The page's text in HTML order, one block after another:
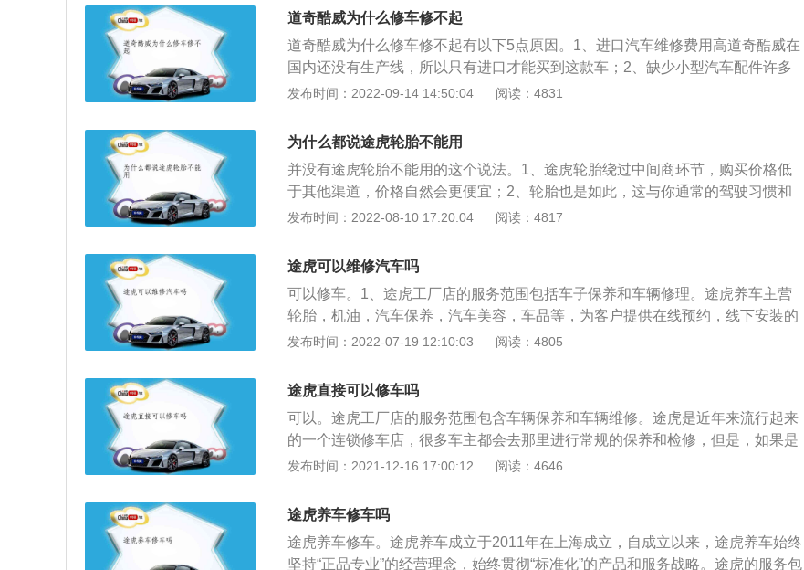
km/h后，胎噪也会明显加大，非常影响驾乘感受。
推出优惠促销活动。途虎轮胎为什么便宜？途虎养车自成立至今，就始终坚持践
行“正品专业”的发展理念，跟诸多汽车轮胎品牌均达成了战略合作关系，搭建了
完善的线上供应链与轮胎直供体系，轮胎品牌商直接向途虎供应正品轮胎，这绕
过了第三方供应商环节，没有中间商赚差价，造就了途虎轮胎更低廉的进货成
本，也打下了途虎轮胎“物美价廉”的基础。途虎轮胎为什么便宜？途虎轮胎之所
消费者”的决策。长期以来，我国车主都备受“养车难”问题困惑，昂贵的汽车用品
及其保养服务，进一步加剧了“养车难”问题。途虎坚持执行“让利消费者”决策，为
广大消费者带来优质、实惠的途虎轮胎，进而在相应程度上缓解了“养车难”问
年前开始选择途虎养车平台，每次车子需要更换轮胎，需要做保养时，大李都会
格比4s店实惠许多，安装服务到位，售后保障周到，让他不得不选途虎轮胎。
道奇酷威为什么修车修不起
道奇酷威为什么修车修不起有以下5点原因。1、进口汽车维修费用高道奇酷威在
国内还没有生产线，所以只有进口才能买到这款车；2、缺少小型汽车配件许多
人会认为更换原来的工厂零件成本太高根本没有必要；3、维修工人缺乏经验国
想要购买这款车的唯一途径就是进口，而进口车的维修成本向来都非常高昂，道
奇酷威如果出现故障需要维修的时候想要更换原厂件就必须从海外订货寄往国
内，车辆的修理费自然就比较贵了。很多人都会觉得更换原厂件成本太高根本没
有必要，所以大家在修车的时候往往会寻找价格更便宜的副厂件，而道奇酷威因
为受众小，所以极少有商家愿意生产这款车的零部件，这就迫使车主只能购买海
缺乏修理这款车的经验，甚至很多人根本就没有修过这款车，所以当道奇酷威出
现什么“疑难杂症”的时候很难找到专业的道奇修理工，即使有人会修那人工成本
也会比较高昂。
发布时间：2022-09-14 14:50:04 阅读：4831
为什么都说途虎轮胎不能用
并没有途虎轮胎不能用的这个说法。1、途虎轮胎绕过中间商环节，购买价格低
于其他渠道，价格自然会更便宜；2、轮胎也是如此，这与你通常的驾驶习惯和
车辆问题有关；3、轮毂的轮胎寿命与个人驾驶习惯有很大关系，此外，它还与
各个轮胎品牌商处拿货的，没有中间人赚差价，减少了拿货成本费用，再加上途
虎一直推行让利消费者的政策，所以途虎轮胎的价格要实惠不少，再者就是途虎
轮胎虽然价格便宜，但品质很好，是100%保证正品的，你完全可以安心选购。
网络上的人气一直都很好，全国的交易量也一直很好。如此庞大的销售系统不太
可能是欺诈性的。先在途虎车上买轮胎，在价格上确实比店里划算很多，毕竟省
发布时间：2022-08-10 17:20:04 阅读：4817
途虎可以维修汽车吗
可以修车。1、途虎工厂店的服务范围包括车子保养和车辆修理。途虎养车主营
轮胎，机油，汽车保养，汽车美容，车品等，为客户提供在线预约，线下安装的
养车方法；2、汽车服务的车主：汽车到了保养日期，需要进行定期的保养，汽
等。汽车服务的车主车辆到了维护保养时间，要做好按时的维护保养，车辆发生
了故障要做好检查和维修，购买汽车配件用品；购买车险和违章查询等。线下车
辆门店：包括途虎工厂店和合作的车辆门店。主要是处理预约车主的维护保养，
维修和更换配件等服务。途虎养车数据库查询包括17000种车型号数据信息，精
确数据平台新项目。购买者选择车型，可以简单配对车型号适用的产品，不必担
有汽车维修服务。途虎养车现阶段是国內最大的汽车购买者综合服务平台和后市
场领域的解决方法提供商，相比其他汽车维修店，途虎养车的保障更好，即使遇
到质量或服务问题，车主也可以向途虎做好投诉。
发布时间：2022-07-19 12:10:03 阅读：4805
途虎直接可以修车吗
可以。途虎工厂店的服务范围包含车辆保养和车辆维修。途虎是近年来流行起来
的一个连锁修车店，很多车主都会去那里进行常规的保养和检修，但是，如果是
比较大的问题，建议还是到4S店维修。随着经济的发展，越来越多家庭都买上了
状况，或许有部分懂车的车主能够自己来动手维修车辆出现的小毛病，但是极大
多数车主是会直接到汽车维修店进行检修。所以，一定要擦亮双眼，选择诚信可
靠的维修店，也可以直接到4S店内进行各种保养和维修。4S店内进行检修是相对
发布时间：2021-12-16 17:00:12 阅读：4646
途虎养车修车吗
途虎养车修车。途虎养车成立于2011年在上海成立，自成立以来，途虎养车始终
坚持“正品专业”的经营理念，始终贯彻“标准化”的产品和服务战略。途虎的服务包